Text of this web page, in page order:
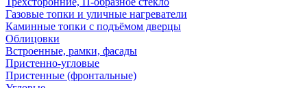
Газовые топки и уличные нагреватели
Каминные топки с подъёмом дверцы
Облицовки
Встроенные, рамки, фасады
Пристенно-угловые
Пристенные (фронтальные)